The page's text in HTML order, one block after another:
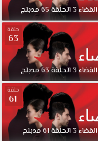
القضاء3 الحلقة65مدبلج
حلقة
63
القضاء3 الحلقة63مدبلج
حلقة
61
القضاء3 الحلقة61مدبلج